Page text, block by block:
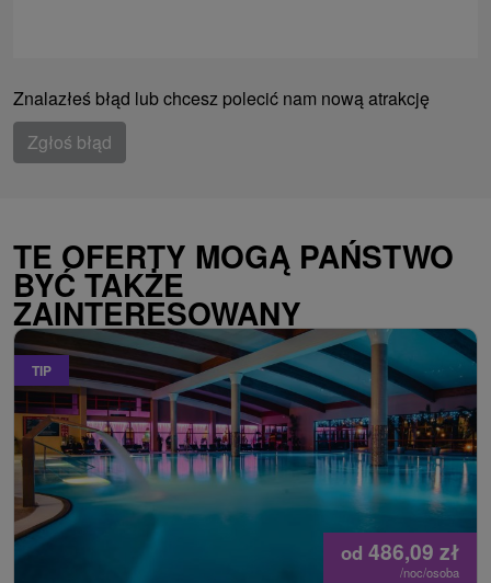
Znalazłeś błąd lub chcesz polecić nam nową atrakcję
Zgłoś błąd
TE OFERTY MOGĄ PAŃSTWO
BYĆ TAKŻE
ZAINTERESOWANY
TIP
od 486,09 zł
/noc/osoba